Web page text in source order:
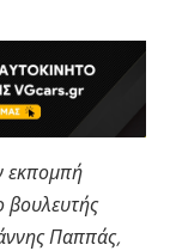
εκπομπή
βουλευτής
Παππάς,